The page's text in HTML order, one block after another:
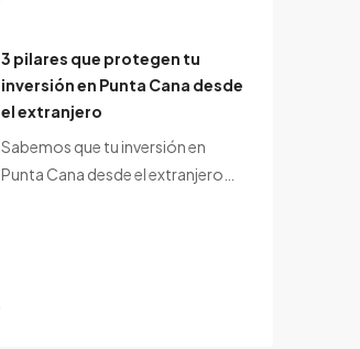
3 pilares que protegen tu
inversión en Punta Cana desde
el extranjero
Sabemos que tu inversión en
Punta Cana desde el extranjero…